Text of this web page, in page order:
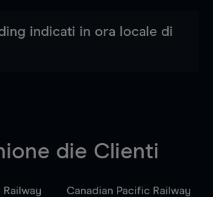
indicati in ora locale di
die Clienti
Railway
Canadian Pacific Railway